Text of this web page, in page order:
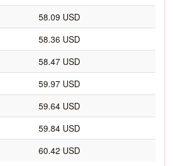
58.09 USD
58.36 USD
58.47 USD
59.97 USD
59.64 USD
59.84 USD
60.42 USD